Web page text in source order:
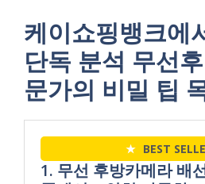
케이쇼핑뱅크에
단독 분석 무선
문가의 비밀 팁
★ BEST
1. 무선 후방카메라 배